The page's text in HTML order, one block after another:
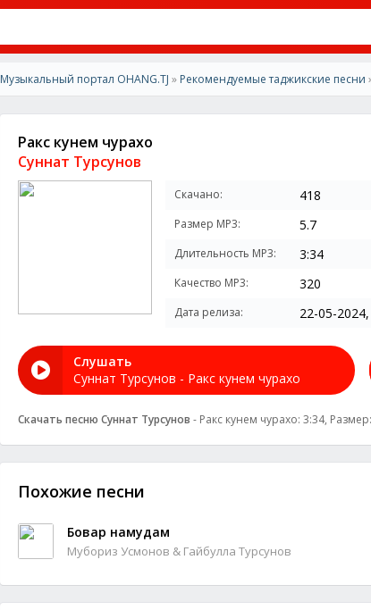
Музыкальный портал OHANG.TJ » Рекомендуемые таджикские песни
Ракс кунем чурахо
Суннат Турсунов
Скачано: 418
Размер MP3: 5.7
Длительность MP3: 3:34
Качество MP3: 320
Дата релиза: 22-05-
Слушать
Суннат Турсунов - Ракс кунем чурахо
Скачать песню Суннат Турсунов - Ракс кунем чурахо: 3:34,
Похожие песни
Бовар намудам
Мубориз Усмонов & Гайбулла Турсунов